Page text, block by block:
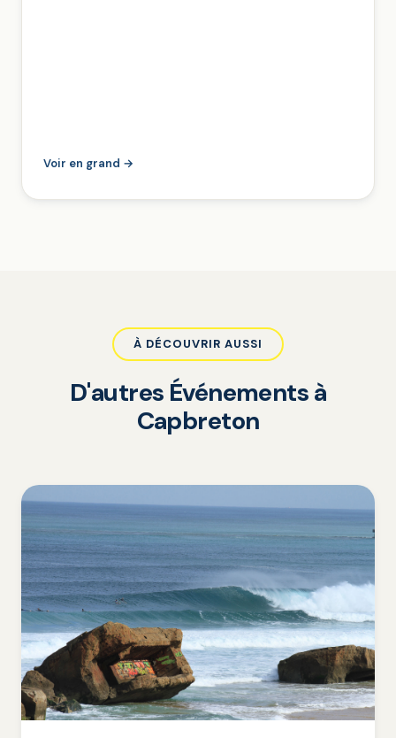
Voir en grand →
À DÉCOUVRIR AUSSI
D'autres Événements à
Capbreton